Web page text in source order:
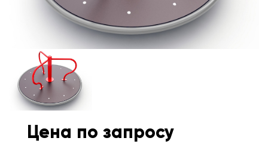
Цена по запросу